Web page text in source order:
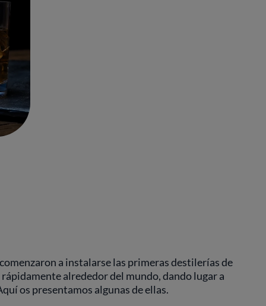
a instalarse las primeras destilerías de
alrededor del mundo, dando lugar a
os presentamos algunas de ellas.